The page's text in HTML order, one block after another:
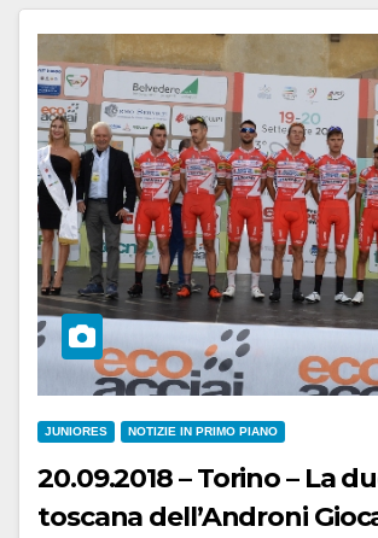
JUNIORES NOTIZIE IN PRIMO PIANO
20.09.2018 – Torino – La
toscana dell’Androni